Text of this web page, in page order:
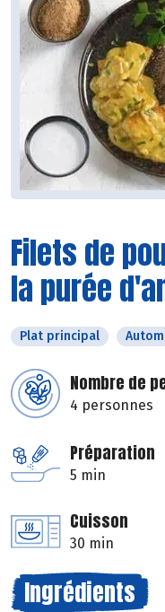
Filets de
la purée
Plat principal
Nombre de
4 personnes
Préparation
5 min
Cuisson
30 min
Ingrédients